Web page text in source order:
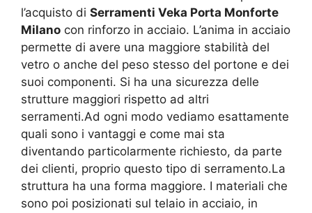
l’acquisto di Serramenti Veka Porta Monforte
Milano con rinforzo in acciaio. L’anima in acciaio
permette di avere una maggiore stabilità del
vetro o anche del peso stesso del portone e dei
suoi componenti. Si ha una sicurezza delle
strutture maggiori rispetto ad altri
serramenti.Ad ogni modo vediamo esattamente
quali sono i vantaggi e come mai sta
diventando particolarmente richiesto, da parte
dei clienti, proprio questo tipo di serramento.La
struttura ha una forma maggiore. I materiali che
sono poi posizionati sul telaio in acciaio, in